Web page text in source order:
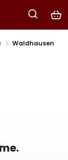
/ Waldhausen